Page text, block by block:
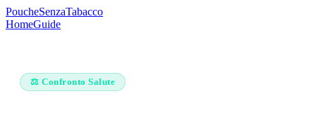
PoucheSenzaTabacco
HomeGuide
⚖️ Confronto Salute